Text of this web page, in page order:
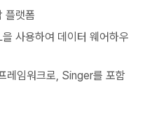
플랫폼
사용하여 데이터 웨어하우
레임워크로, Singer를 포함